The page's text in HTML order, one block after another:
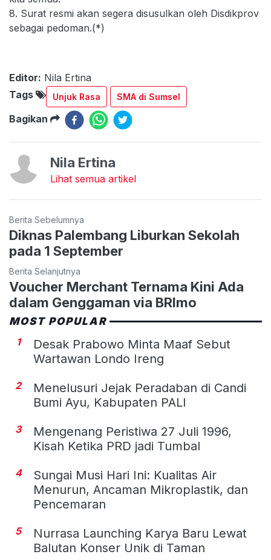
8. Surat resmi akan segera disusulkan oleh Disdikprov
sebagai pedoman.(*)
Editor: Nila Ertina
Tags
Unjuk Rasa SMA di Sumsel
Bagikan
Nila Ertina
Lihat semua artikel
Berita Sebelumnya
Diknas Palembang Liburkan Sekolah
pada 1 September
Berita Selanjutnya
Voucher Merchant Ternama Kini Ada
dalam Genggaman via BRImo
MOST POPULAR
1
Desak Prabowo Minta Maaf Sebut
Wartawan Londo Ireng
2
Menelusuri Jejak Peradaban di Candi
Bumi Ayu, Kabupaten PALI
3
Mengenang Peristiwa 27 Juli 1996,
Kisah Ketika PRD jadi Tumbal
4
Sungai Musi Hari Ini: Kualitas Air
Menurun, Ancaman Mikroplastik, dan
Pencemaran
5
Nurrasa Launching Karya Baru Lewat
Balutan Konser Unik di Taman